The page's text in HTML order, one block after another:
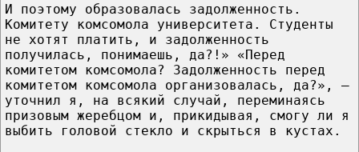
И поэтому образовалась задолженность.
Комитету комсомола университета. Студенты
не хотят платить, и задолженность
получилась, понимаешь, да?!» «Перед
комитетом комсомола? Задолженность перед
комитетом комсомола организовалась, да?», —
уточнил я, на всякий случай, переминаясь
призовым жеребцом и, прикидывая, смогу ли я
выбить головой стекло и скрыться в кустах.